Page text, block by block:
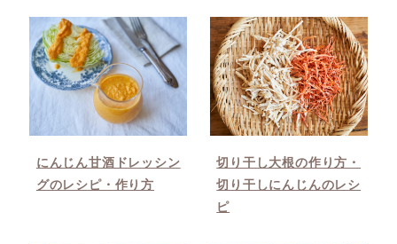
にんじん甘酒ドレッシン
グのレシピ・作り方
切り干し大根の作り方・
切り干しにんじんのレシ
ピ